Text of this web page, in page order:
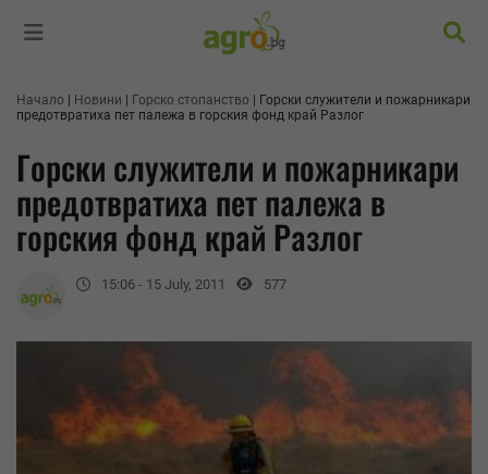
Начало Новини Горско стопанство
Горски служители и пожарникари
предотвратиха пет палежа в горския фонд край Разлог
Горски служители и пожарникари
предотвратиха пет палежа в
горския фонд край Разлог
15:06 - 15 July, 2011 577